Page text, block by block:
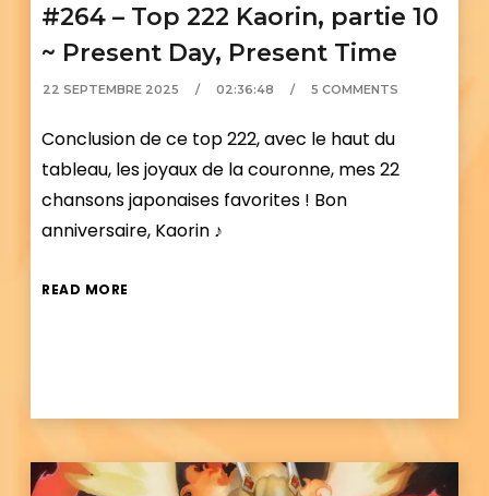
#264 – Top 222 Kaorin, partie 10
~ Present Day, Present Time
22 SEPTEMBRE 2025 02:36:48 5 COMMENTS
Conclusion de ce top 222, avec le haut du
tableau, les joyaux de la couronne, mes 22
chansons japonaises favorites ! Bon
anniversaire, Kaorin ♪
READ MORE